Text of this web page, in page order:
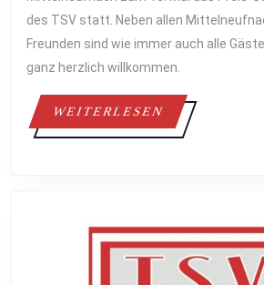
des TSV statt. Neben allen
Freunden sind wie immer auch alle
ganz herzlich willkommen.
WEITERLESEN